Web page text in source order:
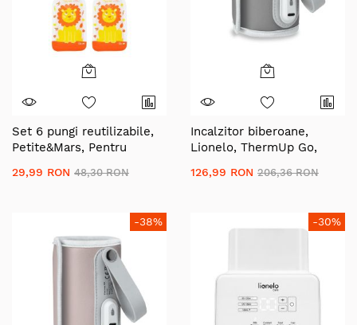
Set 6 pungi reutilizabile,
Petite&Mars, Pentru
ermetica, 20x10 cm, 150
29,99 RON 48,30 RON
Incalzitor biberoane,
Lionelo, ThermUp Go,
constanta pana la 24 h,
126,99 RON 206,36 RON
-38% -30%